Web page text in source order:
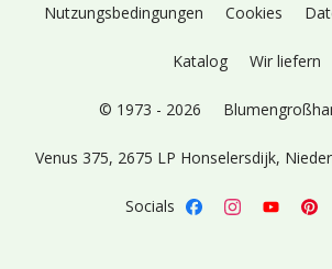
Nutzungsbedingungen Cookies
Katalog Wir liefern
© 1973 - 2026
Venus 375, 2675 LP Honselersdijk,
Socials